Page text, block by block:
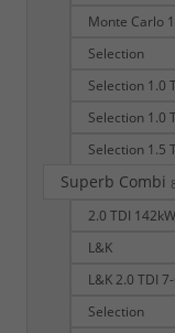
Monte Carlo
Selection
Selection 1.0
Selection 1.0
Selection 1.5
Superb Combi
2.0 TDI
L&K
L&K 2.0 TDI
Selection